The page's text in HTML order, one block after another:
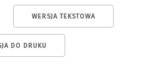
WERSJA TEKSTOWA
DO DRUKU